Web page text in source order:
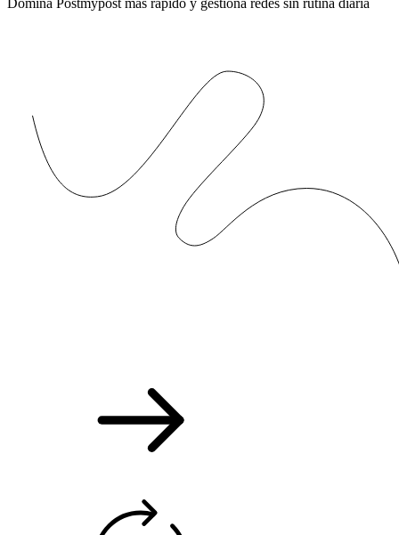
Domina Postmypost más rápido y gestiona redes sin rutina diaria